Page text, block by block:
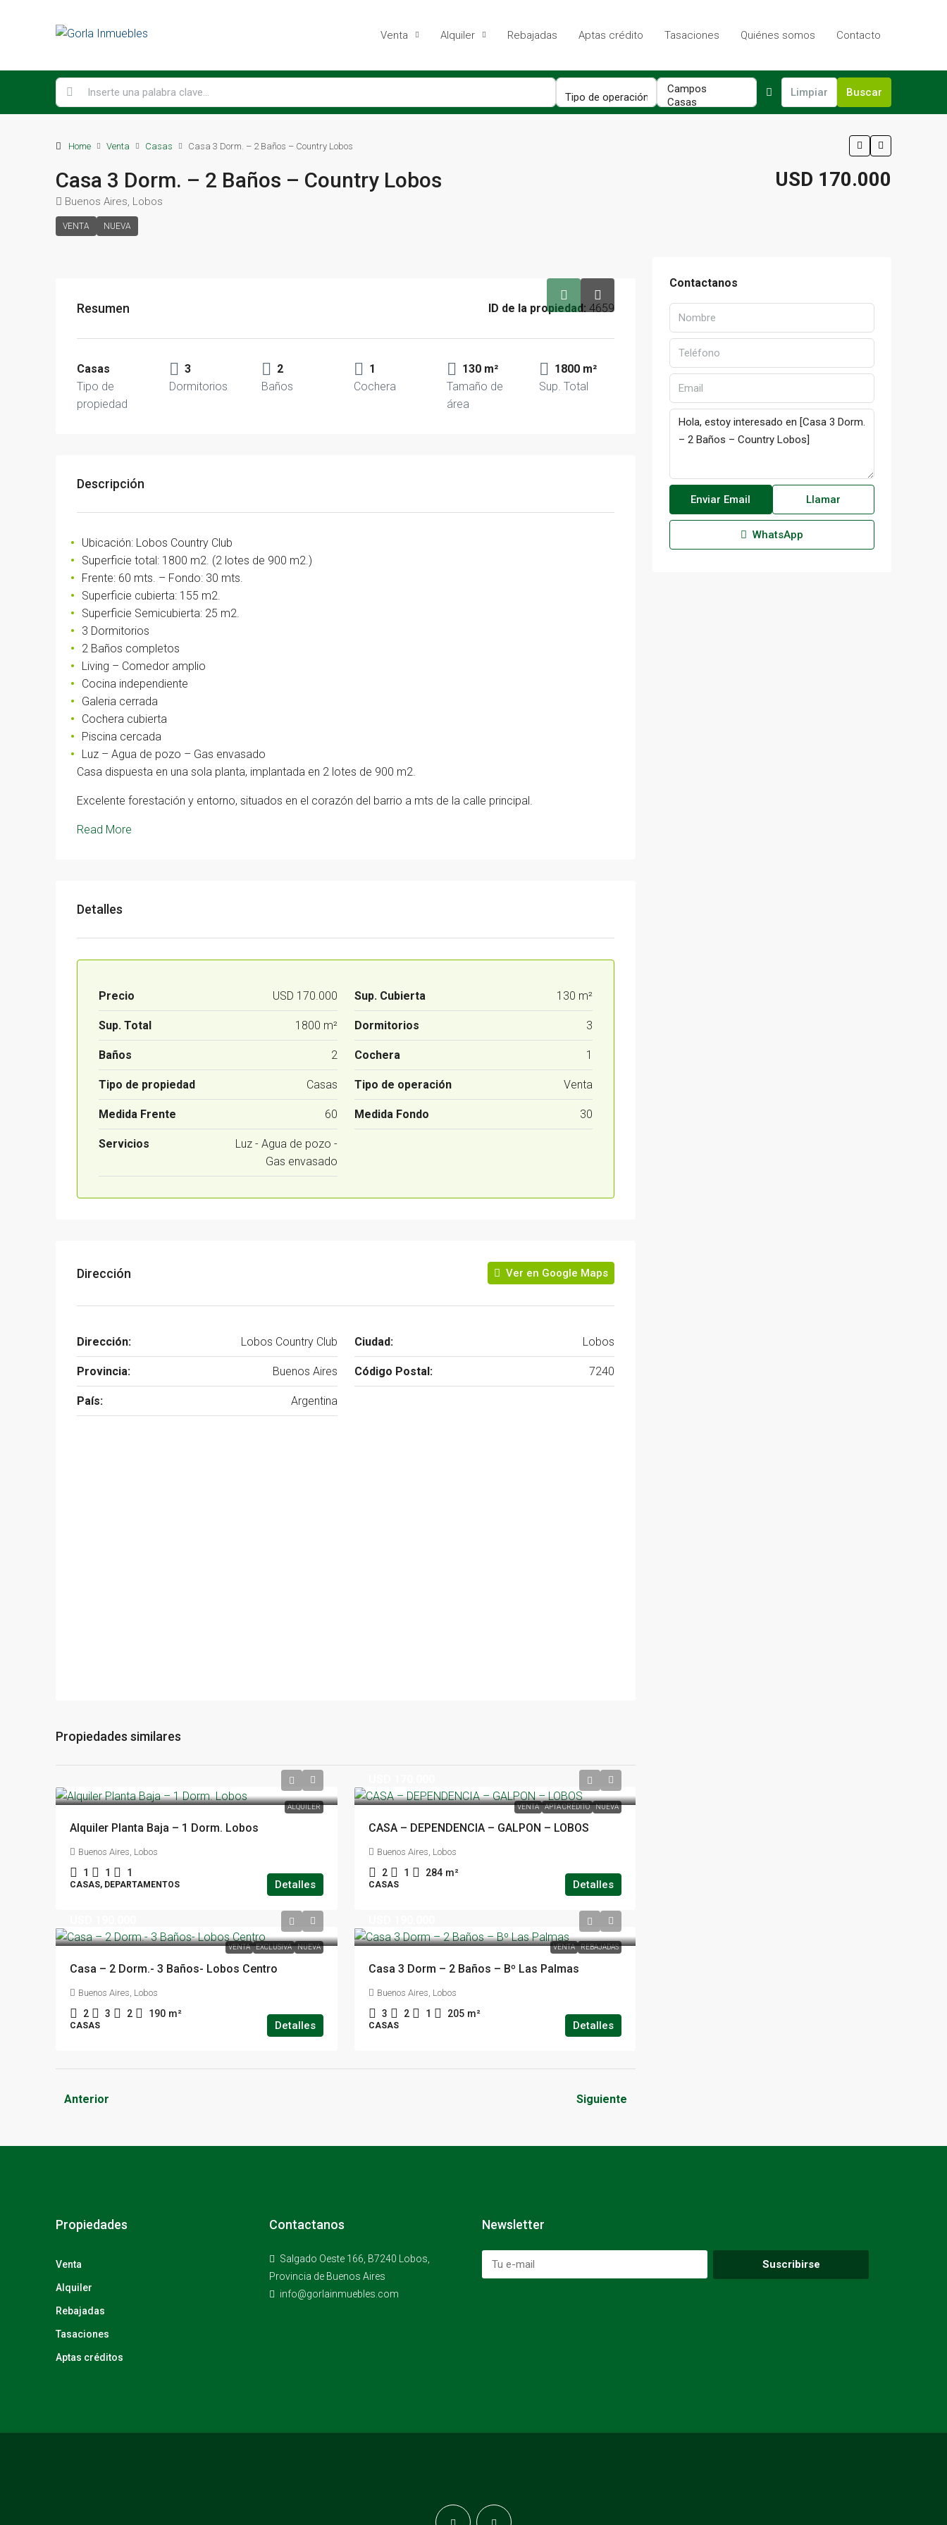
Venta Alquiler Rebajadas Aptas crédito Tasaciones Quiénes somos Contacto
Limpiar Buscar
Home Venta Casas Casa 3 Dorm. – 2 Baños – Country Lobos
Casa 3 Dorm. – 2 Baños – Country Lobos
Buenos Aires, Lobos
VENTA NUEVA
USD 170.000
Resumen ID de la propiedad: 4659
Casas
Tipo de
propiedad
3
Dormitorios
2
Baños
1
Cochera
130 m²
Tamaño de
área
1800 m²
Sup. Total
Descripción
Ubicación: Lobos Country Club
Superficie total: 1800 m2. (2 lotes de 900 m2.)
Frente: 60 mts. – Fondo: 30 mts.
Superficie cubierta: 155 m2.
Superficie Semicubierta: 25 m2.
3 Dormitorios
2 Baños completos
Living – Comedor amplio
Cocina independiente
Galeria cerrada
Cochera cubierta
Piscina cercada
Luz – Agua de pozo – Gas envasado
Casa dispuesta en una sola planta, implantada en 2 lotes de 900 m2.
Excelente forestación y entorno, situados en el corazón del barrio a mts de la calle principal.
Read More
Detalles
Precio USD 170.000 Sup. Cubierta 130 m²
Sup. Total 1800 m² Dormitorios 3
Baños 2 Cochera 1
Tipo de propiedad Casas Tipo de operación Venta
Medida Frente 60 Medida Fondo 30
Servicios
Luz - Agua de pozo -
Gas envasado
Dirección Ver en Google Maps
Dirección: Lobos Country Club Ciudad: Lobos
Provincia: Buenos Aires Código Postal: 7240
País: Argentina
Propiedades similares
ALQUILER
Alquiler Planta Baja – 1 Dorm. Lobos
Buenos Aires, Lobos
1 1 1
CASAS, DEPARTAMENTOS Detalles
VENTA APTA CRÉDITO NUEVA
CASA – DEPENDENCIA – GALPON – LOBOS
Buenos Aires, Lobos
2 1 284 m²
CASAS Detalles
VENTA EXCLUSIVA NUEVA
Casa – 2 Dorm.- 3 Baños- Lobos Centro
Buenos Aires, Lobos
2 3 2 190 m²
CASAS Detalles
VENTA REBAJADAS
Casa 3 Dorm – 2 Baños – Bº Las Palmas
Buenos Aires, Lobos
3 2 1 205 m²
CASAS Detalles
Anterior Siguiente
Enviar Email Llamar
WhatsApp
Propiedades
Venta
Alquiler
Rebajadas
Tasaciones
Aptas créditos
Contactanos
Salgado Oeste 166, B7240 Lobos,
Provincia de Buenos Aires
info@gorlainmuebles.com
Newsletter